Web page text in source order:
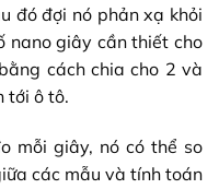
đó đợi nó phản xạ khỏi
nano giây cần thiết cho
cách chia cho 2 và
tới ô tô.
mỗi giây, nó có thể so
các mẫu và tính toán